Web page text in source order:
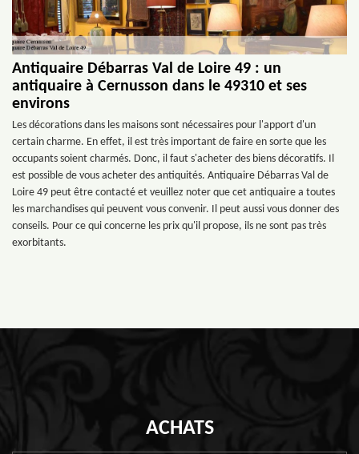
Antiquaire Débarras Val de Loire 49 : un
antiquaire à Cernusson dans le 49310 et ses
environs
Les décorations dans les maisons sont nécessaires pour l'apport d'un
certain charme. En effet, il est très important de faire en sorte que les
occupants soient charmés. Donc, il faut s'acheter des biens décoratifs. Il
est possible de vous acheter des antiquités. Antiquaire Débarras Val de
Loire 49 peut être contacté et veuillez noter que cet antiquaire a toutes
les marchandises qui peuvent vous convenir. Il peut aussi vous donner des
conseils. Pour ce qui concerne les prix qu'il propose, ils ne sont pas très
exorbitants.
ACHATS